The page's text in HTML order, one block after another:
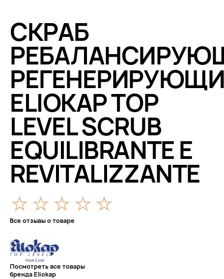
СКРАБ
ELIOKAP TOP
LEVEL SCRUB
EQUILIBRANTE E
REVITALIZZANTE
Все отзывы о товаре
Посмотреть все товары
бренда Eliokap